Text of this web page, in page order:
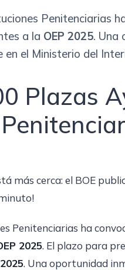
Penitenciarias
a la OEP 2025. Una
el Ministerio del
Plazas
más cerca: el BOE
Penitenciarias ha
2025. El plazo para
. Una oportunidad